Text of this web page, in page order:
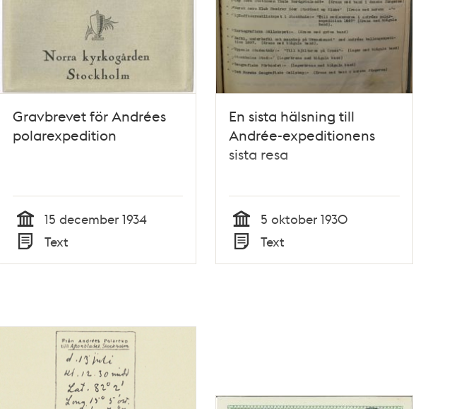
Gravbrevet för Andrées
polarexpedition
Tid
15 december 1934
Typ
Text
En sista hälsning till
Andrée-expeditionens
sista resa
Tid
5 oktober 1930
Typ
Text